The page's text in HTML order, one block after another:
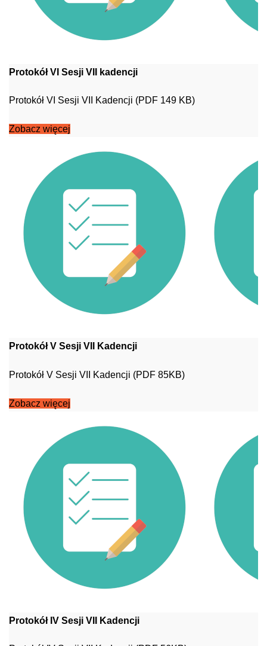
Protokół VI Sesji VII kadencji
Protokół VI Sesji VII Kadencji (PDF 149 KB)
Zobacz więcej
Protokół V Sesji VII Kadencji
Protokół V Sesji VII Kadencji (PDF 85KB)
Zobacz więcej
Protokół IV Sesji VII Kadencji